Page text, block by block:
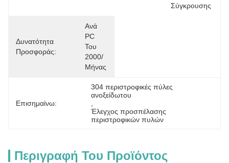
Σύγκρουσης
Δυνατότητα
Προσφοράς:
Ανά
PC
Του
2000/
Μήνας
Επισημαίνω:
304 περιστροφικές πύλες
ανοξείδωτου
Έλεγχος προσπέλασης
περιστροφικών πυλών
Περιγραφή Του Προϊόντος